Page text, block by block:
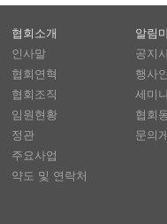
협회소개
인사말
협회연혁
협회조직
임원현황
정관
주요사업
약도 및 연락처
알림
공지
행사
세미
협회
문의